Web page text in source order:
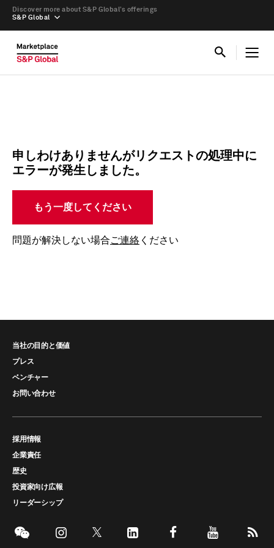
S&P Global
Discover more about S&P Global’s offerings
申しわけありませんがリクエストの処理中に
エラーが発生しました。
もう一度してください
問題が解決しない場合ご連絡 ください
当社の目的と価値
プレス
ベンチャー
お問い合わせ
採用情報
企業責任
歴史
投資家向け広報
リーダーシップ